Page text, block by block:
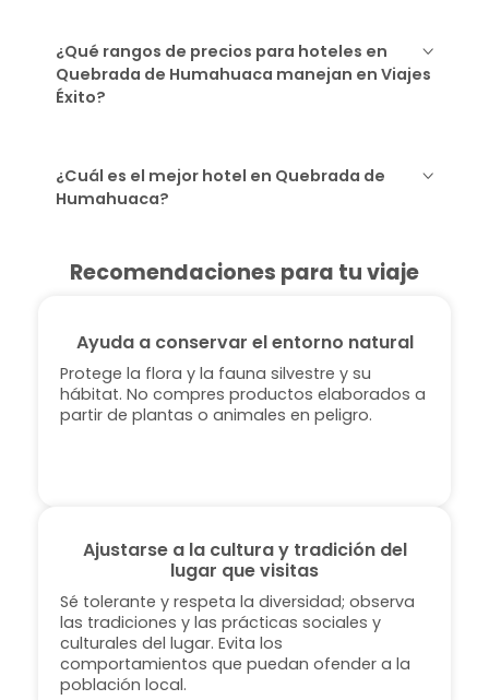
¿Qué rangos de precios para hoteles en
Quebrada de Humahuaca manejan en Viajes
Éxito?
¿Cuál es el mejor hotel en Quebrada de
Humahuaca?
Recomendaciones para tu viaje
Ayuda a conservar el entorno natural
Protege la flora y la fauna silvestre y su
hábitat. No compres productos elaborados a
partir de plantas o animales en peligro.
Ajustarse a la cultura y tradición del
lugar que visitas
Sé tolerante y respeta la diversidad; observa
las tradiciones y las prácticas sociales y
culturales del lugar. Evita los
comportamientos que puedan ofender a la
población local.